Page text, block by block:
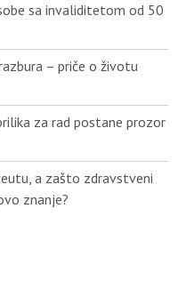
sa invaliditetom od 50
– priče o životu
za rad postane prozor
a zašto zdravstveni
znanje?